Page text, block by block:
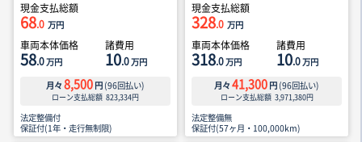
現金支払総額
68.0 万円
車両本体価格
58.0万円
諸費用
10.0万円
月々 8,500 円 (96回払い)
ローン支払総額 823,334円
法定整備付
保証付(1年・走行無制限)
現金支払総額
328.0 万円
車両本体価格
318.0万円
諸費用
10.0万円
月々 41,300 円 (96回払い)
ローン支払総額 3,971,380円
法定整備無
保証付(57ヶ月・100,000km)